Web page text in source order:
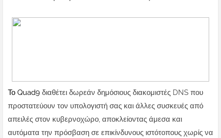
Το Quad9 διαθέτει δωρεάν δημόσιους διακομιστές DNS που
προστατεύουν τον υπολογιστή σας και άλλες συσκευές από
απειλές στον κυβερνοχώρο, αποκλείοντας άμεσα και
αυτόματα την πρόσβαση σε επικίνδυνους ιστότοπους χωρίς να